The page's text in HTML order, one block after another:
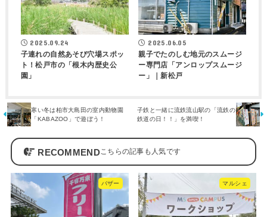
2025.09.24
子連れの自然あそび穴場スポッ
ト！松戸市の「根木内歴史公
園」
2025.06.05
親子でたのしむ地元のスムージ
ー専門店「アンロップスムージ
ー」｜新松戸
寒い冬は柏市大島田の室内動物園
「KABAZOO」で遊ぼう！
子鉄と一緒に流鉄流山駅の「流鉄の
鉄道の日！！」を満喫！
RECOMMEND
バザー マルシェ